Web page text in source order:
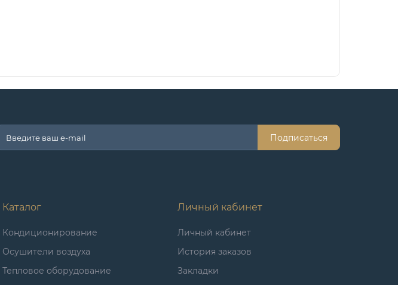
Подписаться
Каталог
Кондиционирование
Осушители воздуха
Тепловое оборудование
Личный кабинет
Личный кабинет
История заказов
Закладки